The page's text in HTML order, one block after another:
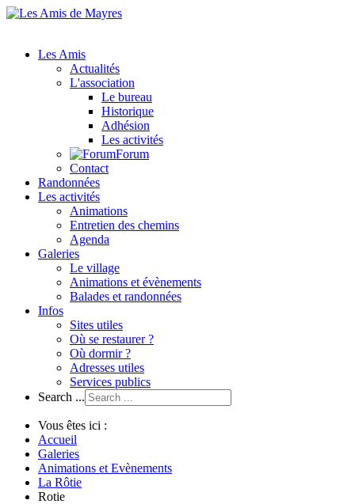
Les Amis
Actualités
L'association
Le bureau
Historique
Adhésion
Les activités
Forum
Contact
Randonnées
Les activités
Animations
Entretien des chemins
Agenda
Galeries
Le village
Animations et évènements
Balades et randonnées
Infos
Sites utiles
Où se restaurer ?
Où dormir ?
Adresses utiles
Services publics
Search ...
Vous êtes ici :
Accueil
Galeries
Animations et Evènements
La Rôtie
Rotie